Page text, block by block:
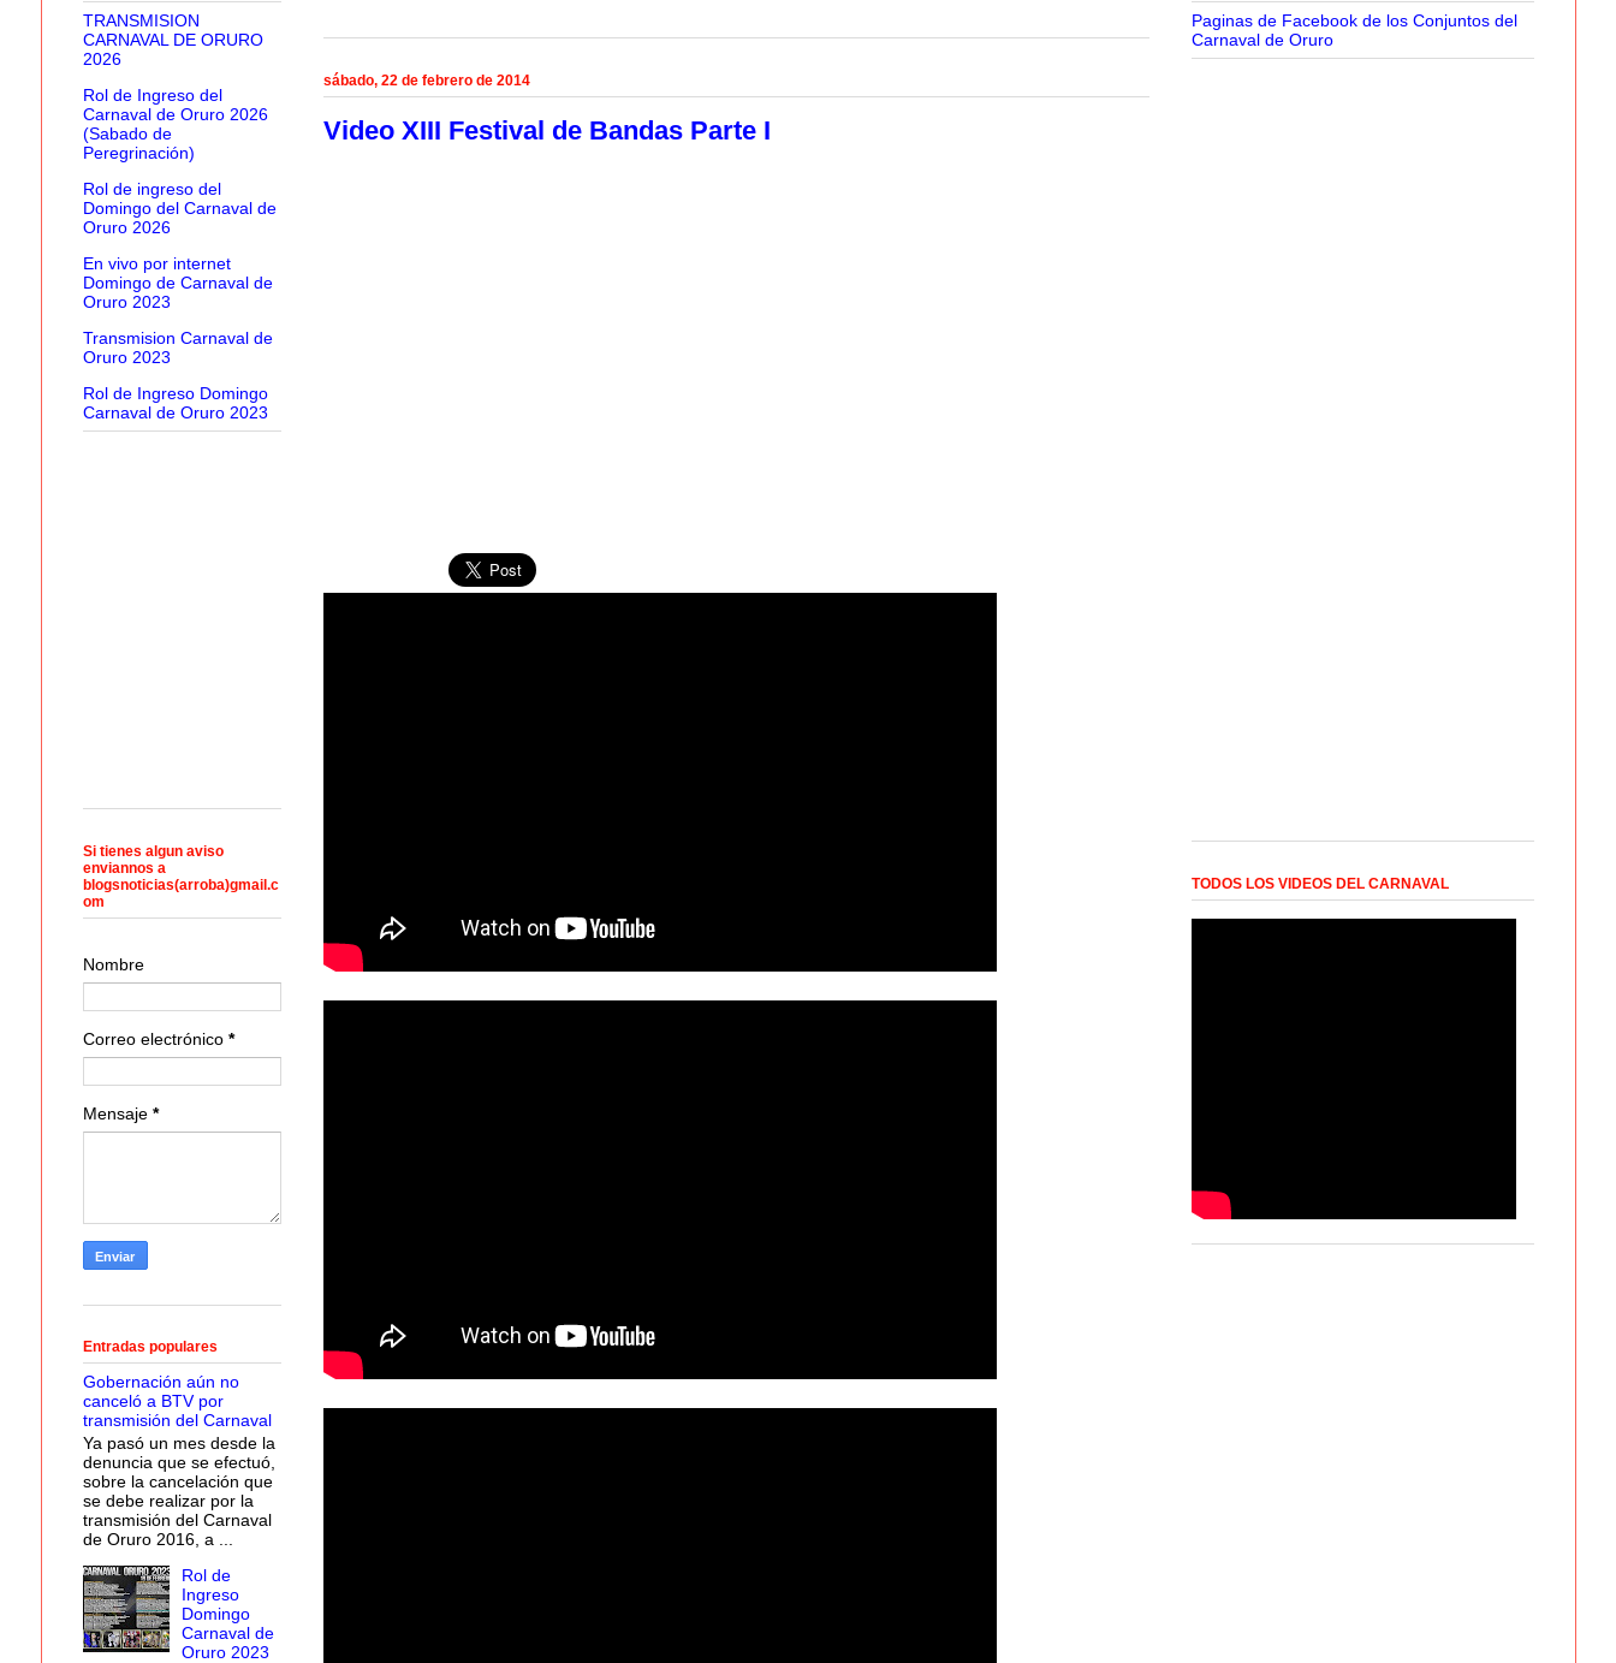
sábado, 22 de febrero de 2014
Video XIII Festival de Bandas Parte I
TRANSMISION
CARNAVAL DE ORURO
2026
Rol de Ingreso del
Carnaval de Oruro 2026
(Sabado de
Peregrinación)
Rol de ingreso del
Domingo del Carnaval de
Oruro 2026
En vivo por internet
Domingo de Carnaval de
Oruro 2023
Transmision Carnaval de
Oruro 2023
Rol de Ingreso Domingo
Carnaval de Oruro 2023
Si tienes algun aviso
enviannos a
blogsnoticias(arroba)gmail.c
om
Nombre
Correo electrónico *
Mensaje *
Entradas populares
Gobernación aún no
canceló a BTV por
transmisión del Carnaval
Ya pasó un mes desde la
denuncia que se efectuó,
sobre la cancelación que
se debe realizar por la
transmisión del Carnaval
de Oruro 2016, a ...
Rol de
Ingreso
Domingo
Carnaval de
Oruro 2023
Paginas de Facebook de los Conjuntos del
Carnaval de Oruro
TODOS LOS VIDEOS DEL CARNAVAL